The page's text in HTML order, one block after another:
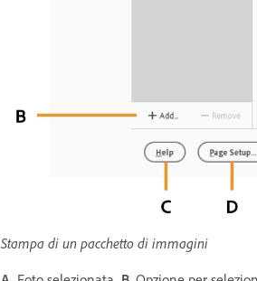
Stampa di un pacchetto di immagini